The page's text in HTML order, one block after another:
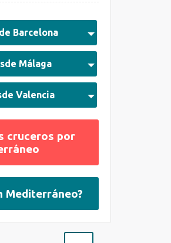
Barcelona
Málaga
Valencia
cruceros por
Mediterráneo?